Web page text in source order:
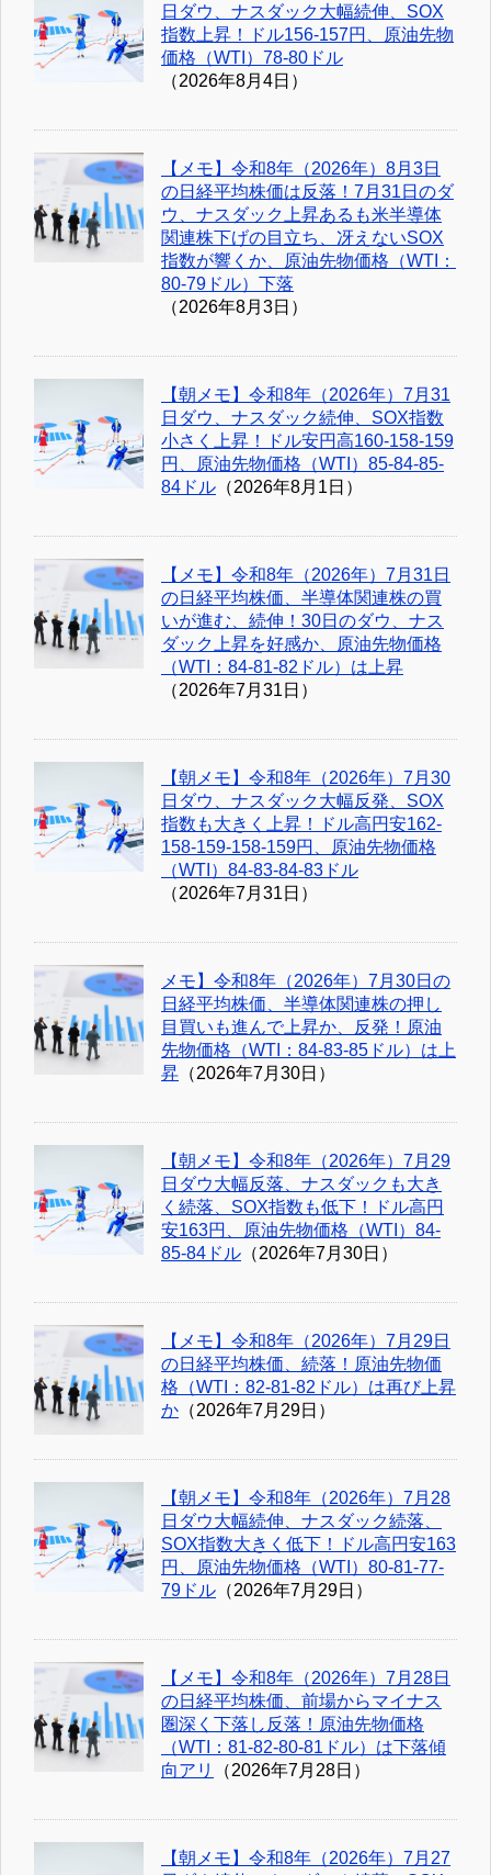
日ダウ、ナスダック大幅続伸、SOX
指数上昇！ドル156-157円、原油先物
価格（WTI）78-80ドル
（2026年8月4日）
【メモ】令和8年（2026年）8月3日
の日経平均株価は反落！7月31日のダ
ウ、ナスダック上昇あるも米半導体
関連株下げの目立ち、冴えないSOX
指数が響くか、原油先物価格（WTI：
80-79ドル）下落
（2026年8月3日）
【朝メモ】令和8年（2026年）7月31
日ダウ、ナスダック続伸、SOX指数
小さく上昇！ドル安円高160-158-159
円、原油先物価格（WTI）85-84-85-
84ドル （2026年8月1日）
【メモ】令和8年（2026年）7月31日
の日経平均株価、半導体関連株の買
いが進む、続伸！30日のダウ、ナス
ダック上昇を好感か、原油先物価格
（WTI：84-81-82ドル）は上昇
（2026年7月31日）
【朝メモ】令和8年（2026年）7月30
日ダウ、ナスダック大幅反発、SOX
指数も大きく上昇！ドル高円安162-
158-159-158-159円、原油先物価格
（WTI）84-83-84-83ドル
（2026年7月31日）
メモ】令和8年（2026年）7月30日の
日経平均株価、半導体関連株の押し
目買いも進んで上昇か、反発！原油
先物価格（WTI：84-83-85ドル）は上
昇 （2026年7月30日）
【朝メモ】令和8年（2026年）7月29
日ダウ大幅反落、ナスダックも大き
く続落、SOX指数も低下！ドル高円
安163円、原油先物価格（WTI）84-
85-84ドル （2026年7月30日）
【メモ】令和8年（2026年）7月29日
の日経平均株価、続落！原油先物価
格（WTI：82-81-82ドル）は再び上昇
か （2026年7月29日）
【朝メモ】令和8年（2026年）7月28
日ダウ大幅続伸、ナスダック続落、
SOX指数大きく低下！ドル高円安163
円、原油先物価格（WTI）80-81-77-
79ドル （2026年7月29日）
【メモ】令和8年（2026年）7月28日
の日経平均株価、前場からマイナス
圏深く下落し反落！原油先物価格
（WTI：81-82-80-81ドル）は下落傾
向アリ
（2026年7月28日）
【朝メモ】令和8年（2026年）7月27